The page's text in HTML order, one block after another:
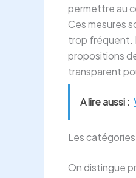
permettre au
Ces mesures
trop fréquent.
propositions
transparent
A lire aussi :
Les
On distingue